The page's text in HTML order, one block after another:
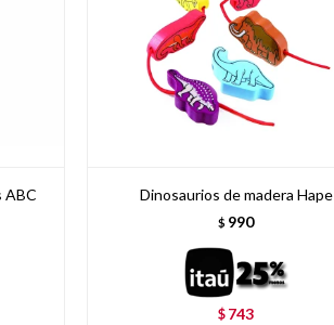
ABC Dinosaurios de madera Hape
$ 990
$ 743